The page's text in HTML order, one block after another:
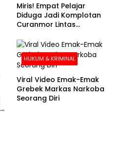
Miris! Empat Pelajar
Diduga Jadi Komplotan
Curanmor Lintas
HUKUM & KRIMINAL
Viral Video Emak-Emak
Grebek Markas Narkoba
Seorang Diri